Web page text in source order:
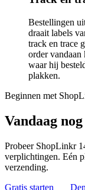
Bestellingen
draait labels
track en trace
order
waar hij
plakken.
Beginnen met
Vandaag nog
Probeer ShopLinkr
verplichtingen. Eén
verzending.
Gratis starten